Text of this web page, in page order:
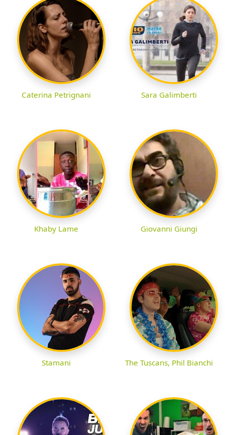
Caterina Petrignani Sara Galimberti
Khaby Lame Giovanni Giungi
Stamani The Tuscans, Phil Bianchi